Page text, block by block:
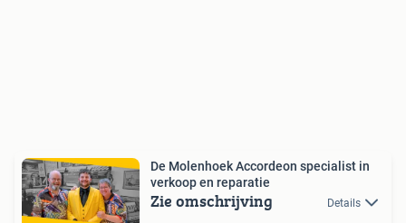
De Molenhoek Accordeon specialist in
verkoop en reparatie
Zie omschrijving Details